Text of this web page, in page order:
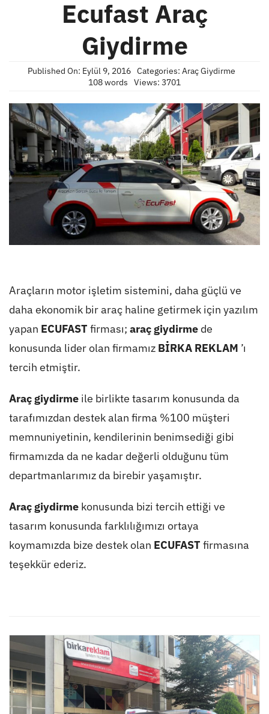
Ecufast Araç
Giydirme
Published On: Eylül 9, 2016 Categories: Araç Giydirme
108 words
Views: 3701
Araçların motor işletim sistemini, daha güçlü ve
daha ekonomik bir araç haline getirmek için yazılım
yapan ECUFAST firması; araç giydirmede
konusunda lider olan firmamız BİRKA REKLAM ’ı
tercih etmiştir.
Araç giydirme ile birlikte tasarım konusunda da
tarafımızdan destek alan firma %100 müşteri
memnuniyetinin, kendilerinin benimsediği gibi
firmamızda da ne kadar değerli olduğunu tüm
departmanlarımız da birebir yaşamıştır.
Araç giydirme konusunda bizi tercih ettiği ve
tasarım konusunda farklılığımızı ortaya
koymamızda bize destek olan ECUFAST firmasına
teşekkür ederiz.